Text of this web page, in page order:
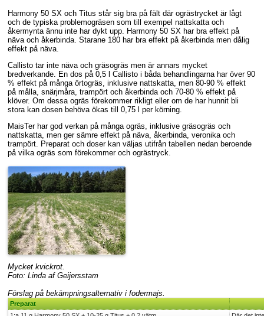
Harmony 50 SX och Titus står sig bra på fält där ogrästrycket är lågt
och de typiska problemogräsen som till exempel nattskatta och
åkermynta ännu inte har dykt upp. Harmony 50 SX har bra effekt på
näva och åkerbinda. Starane 180 har bra effekt på åkerbinda men dålig
effekt på näva.
Callisto tar inte näva och gräsogräs men är annars mycket
bredverkande. En dos på 0,5 l Callisto i båda behandlingarna har över 90
% effekt på många örtogräs, inklusive nattskatta, men 80-90 % effekt
på målla, snärjmåra, trampört och åkerbinda och 70-80 % effekt på
klöver. Om dessa ogräs förekommer rikligt eller om de har hunnit bli
stora kan dosen behöva ökas till 0,75 l per körning.
MaisTer har god verkan på många ogräs, inklusive gräsogräs och
nattskatta, men ger sämre effekt på näva, åkerbinda, veronika och
trampört. Preparat och doser kan väljas utifrån tabellen nedan beroende
på vilka ogräs som förekommer och ogrästryck.
Mycket kvickrot.
Foto: Linda af Geijersstam
Förslag på bekämpningsalternativ i fodermajs.
Preparat